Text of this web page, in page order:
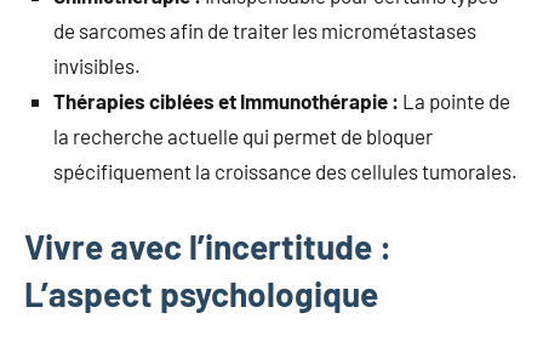
de sarcomes afin de traiter les micrométastases
invisibles.
Thérapies ciblées et Immunothérapie : La pointe de
la recherche actuelle qui permet de bloquer
spécifiquement la croissance des cellules tumorales.
Vivre avec l’incertitude :
L’aspect psychologique